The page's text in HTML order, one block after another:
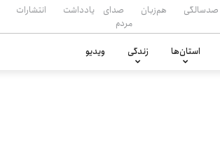
صدسالگی هم‌زبان
صدای
مردم
یادداشت انتشارات
استان‌ها زندگی ویدیو